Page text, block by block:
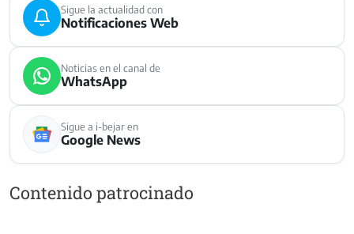
Sigue la actualidad con
Notificaciones Web
Noticias en el canal de
WhatsApp
Sigue a i-bejar en
Google News
Contenido patrocinado